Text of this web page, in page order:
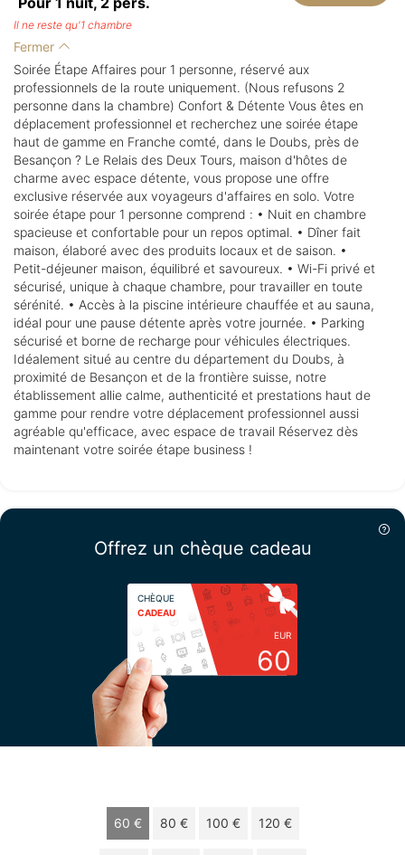
Il ne reste qu'1 chambre
Fermer
Soirée Étape Affaires pour 1 personne, réservé aux
professionnels de la route uniquement. (Nous refusons 2
personne dans la chambre) Confort & Détente Vous êtes en
déplacement professionnel et recherchez une soirée étape
haut de gamme en Franche comté, dans le Doubs, près de
Besançon ? Le Relais des Deux Tours, maison d'hôtes de
charme avec espace détente, vous propose une offre
exclusive réservée aux voyageurs d'affaires en solo. Votre
soirée étape pour 1 personne comprend : • Nuit en chambre
spacieuse et confortable pour un repos optimal. • Dîner fait
maison, élaboré avec des produits locaux et de saison. •
Petit-déjeuner maison, équilibré et savoureux. • Wi-Fi privé et
sécurisé, unique à chaque chambre, pour travailler en toute
sérénité. • Accès à la piscine intérieure chauffée et au sauna,
idéal pour une pause détente après votre journée. • Parking
sécurisé et borne de recharge pour véhicules électriques.
Idéalement situé au centre du département du Doubs, à
proximité de Besançon et de la frontière suisse, notre
établissement allie calme, authenticité et prestations haut de
gamme pour rendre votre déplacement professionnel aussi
agréable qu'efficace, avec espace de travail Réservez dès
maintenant votre soirée étape business !
Offrez un chèque cadeau
CHÈQUE
CADEAU
EUR
60
60 € 80 € 100 € 120 €